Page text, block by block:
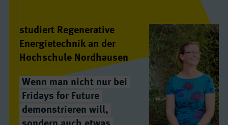
studiert Regenerative
Energietechnik an der
Hochschule Nordhausen
Wenn man nicht nur bei
Fridays for Future
demonstrieren will,